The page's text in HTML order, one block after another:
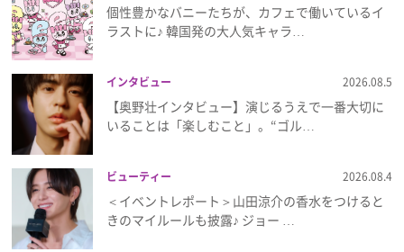
インタビュー
フィルム
Emoメン
ランキング
個性豊かなバニーたちが、カフェで働いているイ
ラストに♪ 韓国発の大人気キャラ…
インタビュー 2026.08.5
【奥野壮インタビュー】演じるうえで一番大切に
いることは「楽しむこと」。“ゴル…
ビューティー 2026.08.4
＜イベントレポート＞山田涼介の香水をつけると
きのマイルールも披露♪ ジョー …